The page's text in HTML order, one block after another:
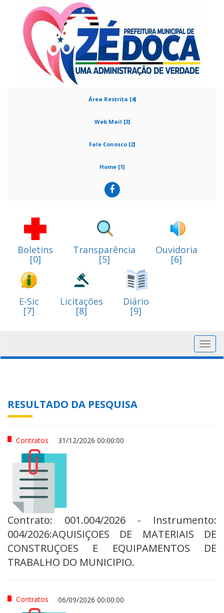
Área Restrita [4]
Web Mail [3]
Fale Conosco [2]
Home [1]
Boletins
[0]
Transparência
[5]
Ouvidoria
[6]
E-Sic
[7]
Licitações
[8]
Diário
[9]
RESULTADO DA PESQUISA
Contratos 31/12/2026 00:00:00
Contrato: 001.004/2026 - Instrumento:
004/2026:AQUISIÇOES DE MATERIAIS DE
CONSTRUÇOES E EQUIPAMENTOS DE
TRABALHO DO MUNICIPIO.
Contratos 06/09/2026 00:00:00